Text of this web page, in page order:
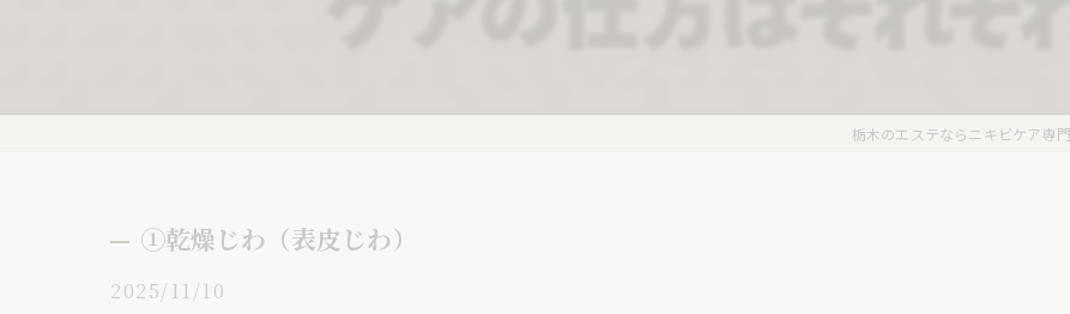
栃木のエステならニキビケア専
①乾燥じわ（表皮じわ）
2025/11/10